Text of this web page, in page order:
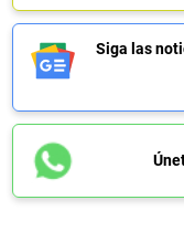
Siga las